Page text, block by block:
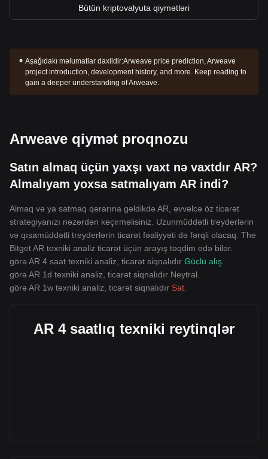
Bütün kriptovalyuta qiymətləri
Aşağıdakı məlumatlar daxildir:Arweave price prediction, Arweave
project introduction, development history, and more. Keep reading to
gain a deeper understanding of Arweave.
Arweave qiymət proqnozu
Satın almaq üçün yaxşı vaxt nə vaxtdır AR?
Almalıyam yoxsa satmalıyam AR indi?
Almaq və ya satmaq qərarına gəldikdə AR, əvvəlcə öz ticarət
strategiyanızı nəzərdən keçirməlisiniz. Uzunmüddətli treyderlərin
və qısamüddətli treyderlərin ticarət fəaliyyəti də fərqli olacaq. The
Bitget AR texniki analiz ticarət üçün arayış təqdim edə bilər.
görə AR 4 saat texniki analiz, ticarət siqnalıdır Güclü alış
görə AR 1d texniki analiz, ticarət siqnalıdır Neytral
görə AR 1w texniki analiz, ticarət siqnalıdır Sat
AR 4 saatlıq texniki reytinqlər